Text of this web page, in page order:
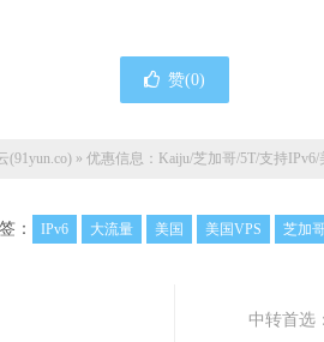
赞(0)
(91yun.co)» 优惠信息：Kaiju/芝加哥/5T/支持
： IPv6 大流量 美国 美国VPS 芝加
中转首选